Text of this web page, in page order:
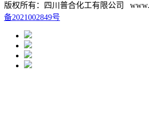
版权所有：四川普合化工有限公司
备2021002849号